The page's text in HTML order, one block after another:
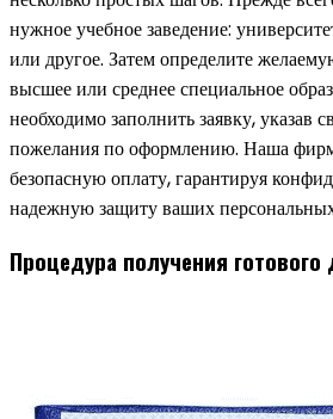
нужное учебное заведение:
или другое. Затем определите
высшее или среднее специальное
необходимо заполнить заявку, указав
пожелания по оформлению. Наша
безопасную оплату, гарантируя
надежную защиту ваших
Процедура получения готового